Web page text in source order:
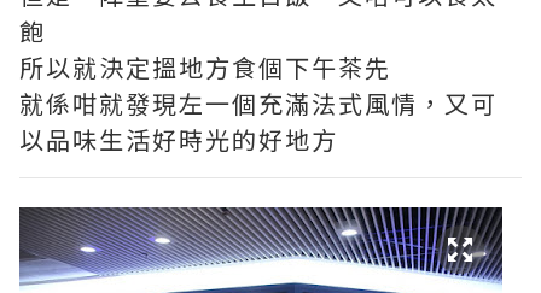
飽
所以就決定搵地方食個下午茶先
就係咁就發現左一個充滿法式風情，又可
以品味生活好時光的好地方